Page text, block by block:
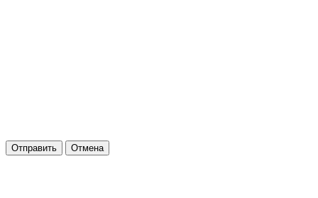
Отправить Отмена